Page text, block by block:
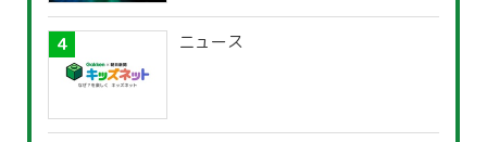
ニュース